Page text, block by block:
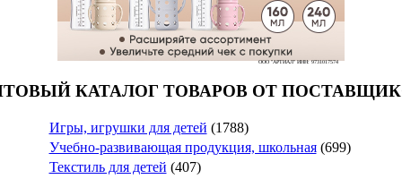
ООО "АРТИАЛ" ИНН: 9731017574
КАТАЛОГ ТОВАРОВ ОТ
Игры, игрушки для детей (1788)
Учебно-развивающая продукция, школьная (699)
Текстиль для детей (407)